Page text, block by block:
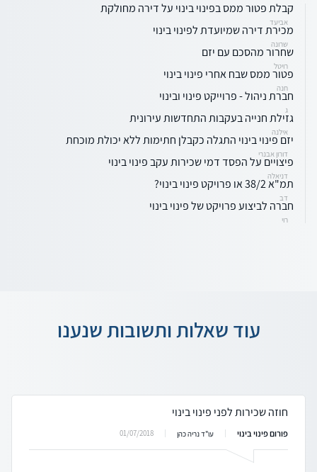
קבלת פטור ממס בפינוי בינוי על דירה מחולקת
אביעד
מכירת דירה שמיועדת לפינוי בינוי
שרונה
שחרור מהסכם עם יזם
רויטל
פטור ממס שבח אחרי פינוי בינוי
חנה
חברת ניהול - פרוייקט פינוי ובינוי
ג
גזילת חנייה בעקבות התחדשות עירונית
אילנה
יזם פינוי בינוי התגלה כקבלן חתימות ללא יכולת מוכחת
דורון אבנרי
פיצויים על הפסד דמי שכירות עקב פינוי בינוי
דניאלה
תמ"א 38/2 או פרויקט פינוי בינוי?
דב
חברה לביצוע פרויקט של פינוי בינוי
רוי
עוד שאלות ותשובות שנענו
חוזה שכירות לפני פינוי בינוי
פורום פינוי בינוי עו"ד נריה כהן 01/07/2018